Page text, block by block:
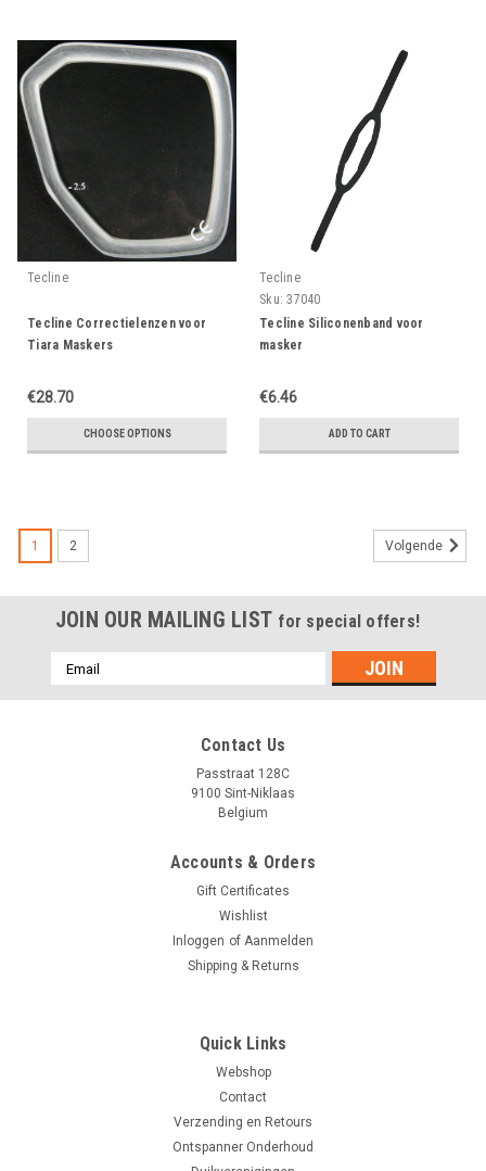
Tecline
Tecline Correctielenzen voor
Tiara Maskers
€28.70
CHOOSE OPTIONS
Tecline
Sku: 37040
Tecline Siliconenband voor
masker
€6.46
ADD TO CART
1 2 Volgende
JOIN OUR MAILING LIST for special offers!
Emailadres
Contact Us
Passtraat 128C
9100 Sint-Niklaas
Belgium
Accounts & Orders
Gift Certificates
Wishlist
Inloggen of Aanmelden
Shipping & Returns
Quick Links
Webshop
Contact
Verzending en Retours
Ontspanner Onderhoud